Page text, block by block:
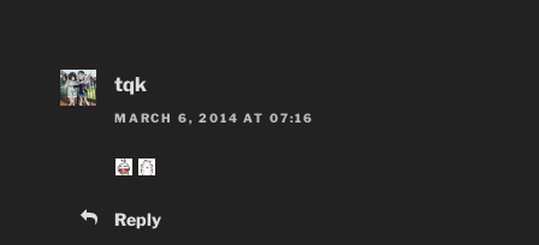
tqk
MARCH 6, 2014 AT 07:16
Reply